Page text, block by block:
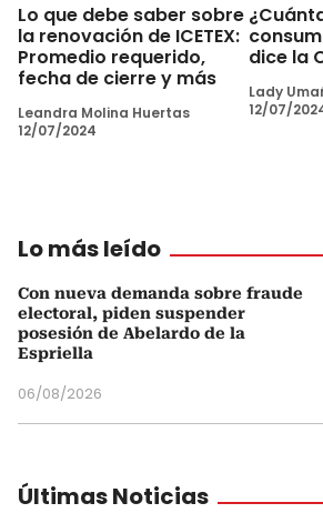
Lo que debe saber sobre
la renovación de ICETEX:
Promedio requerido,
fecha de cierre y más
Leandra Molina Huertas
12/07/2024
dice la
Lady
12/07/
Lo más leído
Con nueva demanda sobre fraude
electoral, piden suspender
posesión de Abelardo de la
Espriella
06/08/2026
Últimas Noticias